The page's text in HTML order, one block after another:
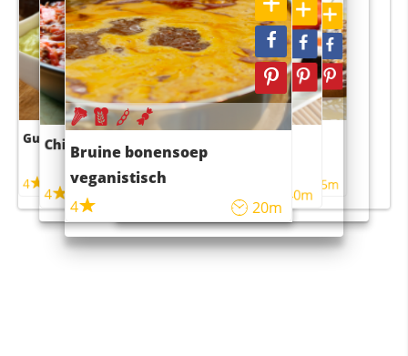
Guacamole
4
Chili con carne
4 45m
Bruine bonensoep
veganistisch
4
20m
Sushi rijstsalade
maaltijdsalade
40m
4 55m